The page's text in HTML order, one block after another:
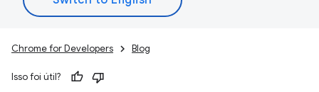
Chrome for Developers Blog
Isso foi útil?